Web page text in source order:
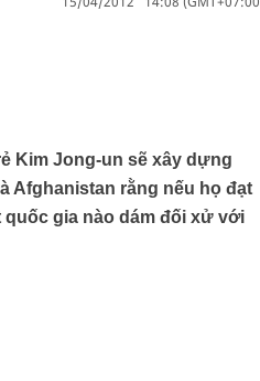
Kim Jong-un sẽ xây dựng
Afghanistan rằng nếu họ đạt
gia nào dám đối xử với